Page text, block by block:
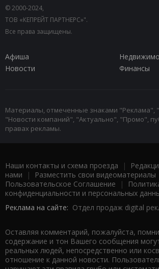
© 2000-2024,
ТОВ «КЕПРЕЙТ ПАРТНЕРС»".
Все права защищены.
Афиша
Новости
Финансы
Материалы, отмеченные знаками "Реклама",
"Новости компаний", "Актуально", "Промо",
правах рекламы.
Наши контакты и схема проезда |
нами | Разместить свои видеоматериалы
Пользовательское Соглашение |
конфиденциальности и персональных
Реклама на сайте: Отдел продаж digital
Оставляя комментарий, пожалуйста,
содержание и тон Вашего сообщения
реальных людей, непосредственно или
отношение к данной новости.